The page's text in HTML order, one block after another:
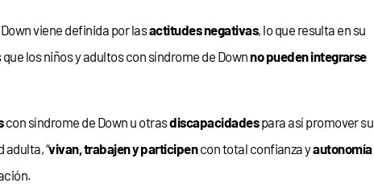
viene definida por lasactitudes negativas, lo que resulta en su
los niños y adultos con síndrome de Downno pueden integrarse
con síndrome de Down u otrasdiscapacidadespara así promover su
“vivan, trabajen y participencon total confianza yautonomía